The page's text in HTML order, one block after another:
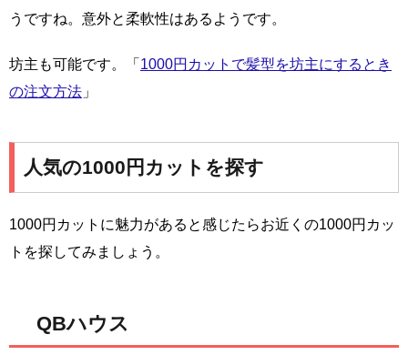
うですね。意外と柔軟性はあるようです。
坊主も可能です。「 1000円カットで髪型を坊主にするとき
の注文方法 」
人気の1000円カットを探す
1000円カットに魅力があると感じたらお近くの1000円カッ
トを探してみましょう。
QBハウス